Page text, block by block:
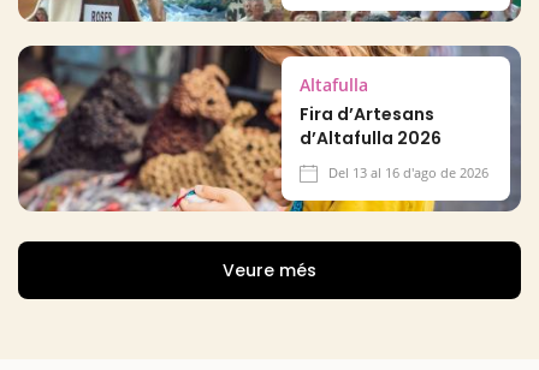
Altafulla
Fira d’Artesans
d’Altafulla 2026
Del 13 al 16 d'ago de 2026
Veure més